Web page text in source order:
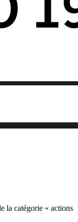
la catégorie « actions